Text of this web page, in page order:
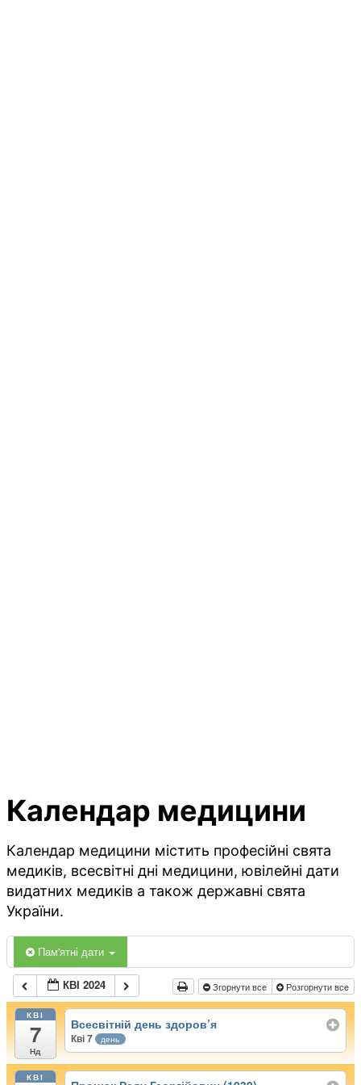
Календар медицини
Календар медицини містить професійні свята
медиків, всесвітні дні медицини, ювілейні дати
видатних медиків а також державні свята
України.
Пам'ятні дати
КВІ 2024 Згорнути все Розгорнути все
КВІ
7
Нд
Всесвітній день здоров’я
Кві 7 день
КВІ